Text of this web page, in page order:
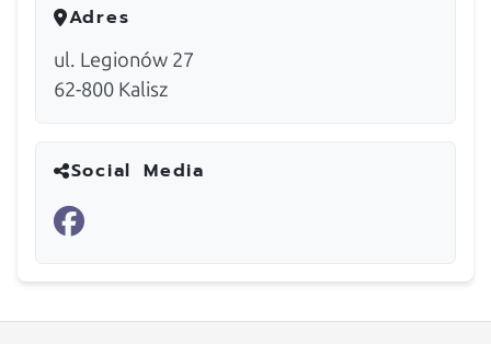
Adres
ul. Legionów 27
62-800 Kalisz
Social Media